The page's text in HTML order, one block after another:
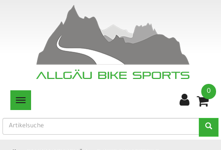
TOGGLE NAVIGATION
0